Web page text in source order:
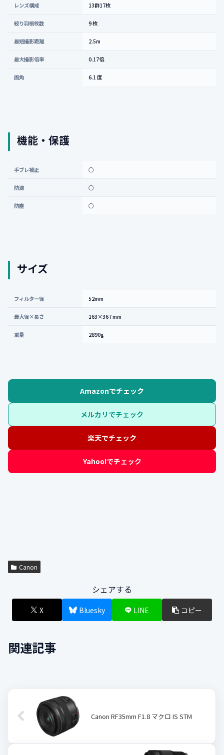
レンズ構成 13群17枚
絞り羽根枚数 9 枚
最短撮影距離 2.5m
最大撮影倍率 0.17倍
画角 6.1 度
機能・保護
手ブレ補正 ○
防滴 ○
防塵 ○
サイズ
フィルター径 52mm
最大径×長さ 163×367 mm
重量 2890g
Amazonでチェック
メルカリでチェック
楽天でチェック
Yahoo!でチェック
Canon
シェアする
X Bluesky LINE コピー
関連記事
Canon RF35mm F1.8 マクロ IS STM